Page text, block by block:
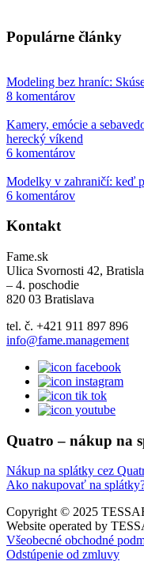
Populárne články
Modeling bez hraníc:
8 komentárov
Kamery, emócie a
herecký víkend
6 komentárov
Modelky v zahraničí: keď
6 komentárov
Kontakt
Fame.sk
Ulica Svornosti 42,
– 4. poschodie
820 03 Bratislava
tel. č. +421 911 897 896
info@fame.management
Quatro – nákup na
Nákup na splátky cez
Ako nakupovať na
Copyright © 2025
Website operated by
Všeobecné obchodné
Odstúpenie od zmluvy